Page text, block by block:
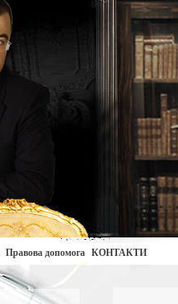
Правова допомога КОНТАКТИ